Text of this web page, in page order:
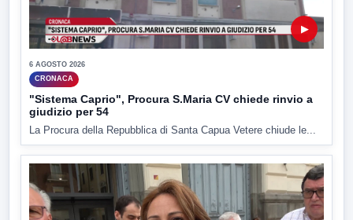
▶
6 AGOSTO 2026
CRONACA
"Sistema Caprio", Procura S.Maria CV chiede rinvio a
giudizio per 54
La Procura della Repubblica di Santa Capua Vetere chiude le...